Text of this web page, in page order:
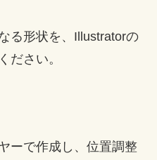
る形状を、Illustratorの
ださい。
ーで作成し、位置調整